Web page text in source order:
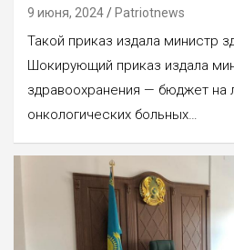
9 июня, 2024 Patriotnews
Такой приказ издала министр
Шокирующий приказ издала
здравоохранения — бюджет на
онкологических больных…